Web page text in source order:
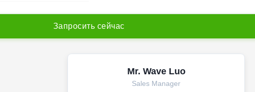
Запросить сейчас
Mr. Wave Luo
Sales Manager